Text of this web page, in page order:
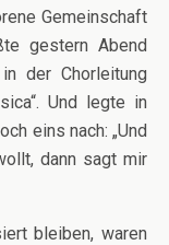
Gemeinschaft
gestern Abend
der Chorleitung
Und legte in
eins nach: „Und
dann sagt mir
bleiben, waren